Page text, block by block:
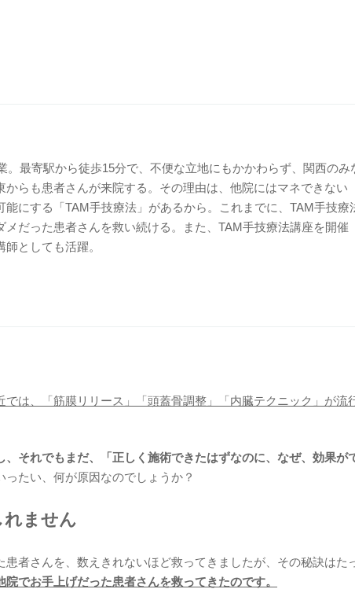
。最寄駅から徒歩15分で、不便な立地にもかかわらず、関西のみ
からも患者さんが来院する。その理由は、他院にはマネできない
能にする「TAM手技療法」があるから。これまでに、TAM手技療
メだった患者さんを救い続ける。また、TAM手技療法講座を開催
としても活躍。
では、「筋膜リリース」「頭蓋骨調整」「内臓テクニック」が流
、それでもまだ、「正しく施術できたはずなのに、なぜ、効果が
ったい、何が原因なのでしょうか？
ません
者さんを、数えきれないほど救ってきましたが、その秘訣はた
院でお手上げだった患者さんを救ってきたのです。